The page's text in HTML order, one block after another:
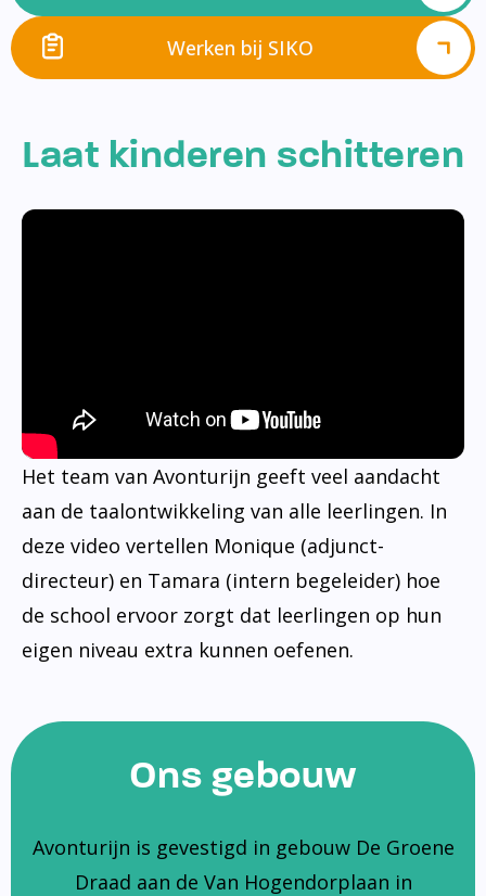
Werken bij SIKO
Laat kinderen schitteren
Het team van Avonturijn geeft veel aandacht
aan de taalontwikkeling van alle leerlingen. In
deze video vertellen Monique (adjunct-
directeur) en Tamara (intern begeleider) hoe
de school ervoor zorgt dat leerlingen op hun
eigen niveau extra kunnen oefenen.
Ons gebouw
Avonturijn is gevestigd in gebouw De Groene
Draad aan de Van Hogendorplaan in